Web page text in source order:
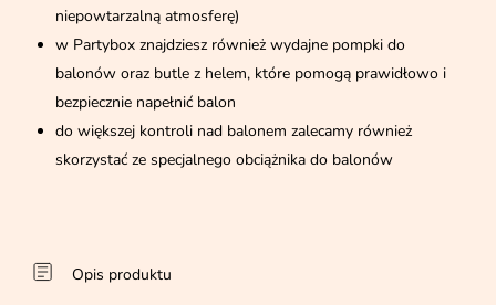
niepowtarzalną atmosferę)
w Partybox znajdziesz również wydajne pompki do
balonów oraz butle z helem, które pomogą prawidłowo i
bezpiecznie napełnić balon
do większej kontroli nad balonem zalecamy również
skorzystać ze specjalnego obciążnika do balonów
Opis produktu